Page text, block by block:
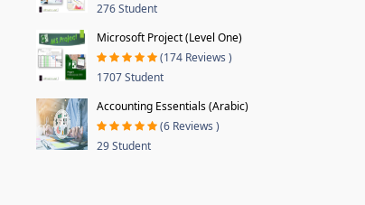
276 Student
Microsoft Project (Level One)
(174 Reviews )
1707 Student
Accounting Essentials (Arabic)
(6 Reviews )
29 Student